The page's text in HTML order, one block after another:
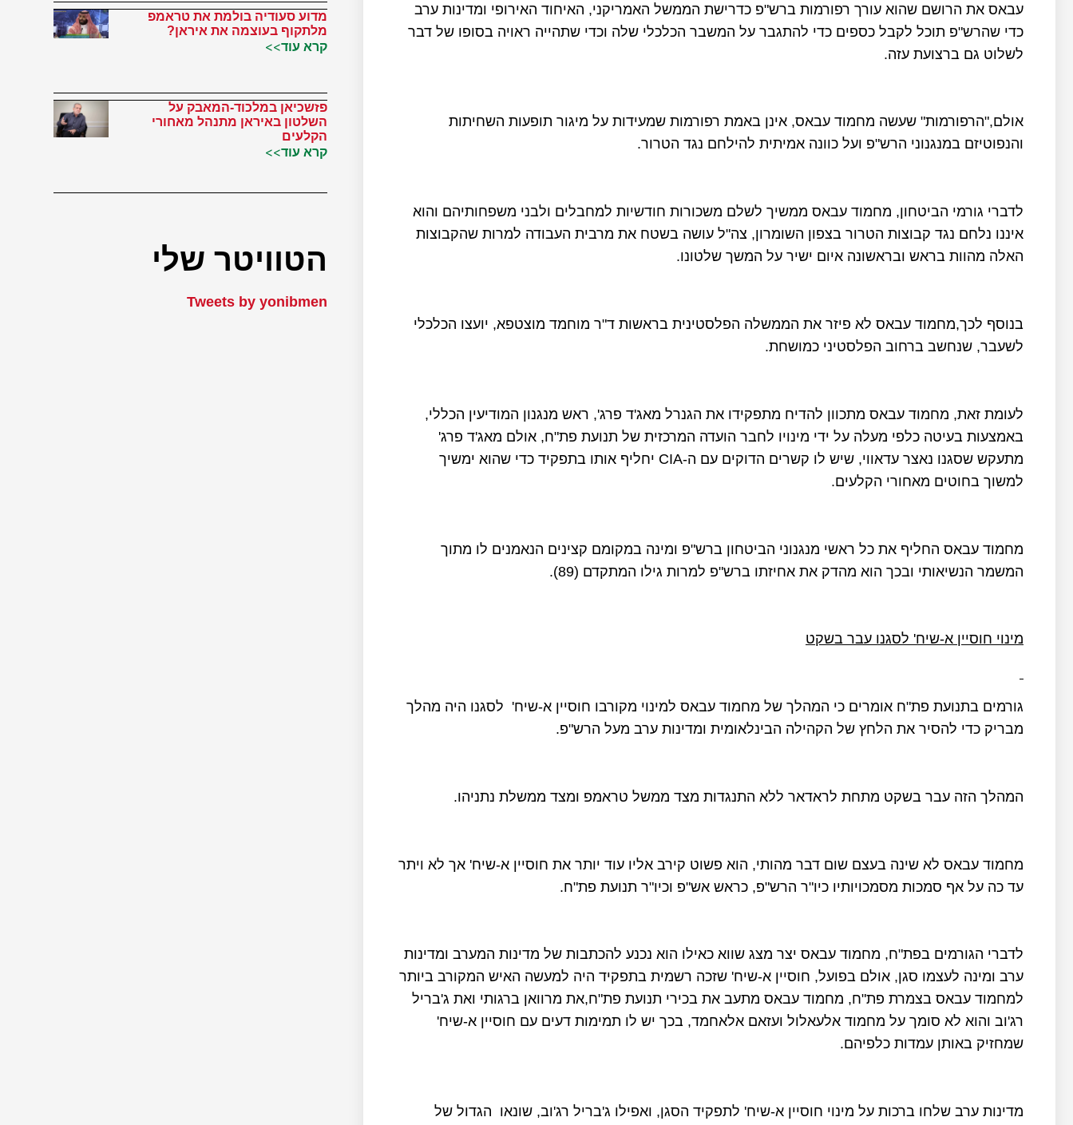
עבאס את הרושם שהוא עורך רפורמות ברש"פ כדרישת הממשל האמריקני, האיחוד האירופי ומדינות ערב
כדי שהרש"פ תוכל לקבל כספים כדי להתגבר על המשבר הכלכלי שלה וכדי שתהייה ראויה בסופו של דבר
לשלוט גם ברצועת עזה.
אולם,"הרפורמות" שעשה מחמוד עבאס, אינן באמת רפורמות שמעידות על מיגור תופעות השחיתות
והנפוטיזם במנגנוני הרש"פ ועל כוונה אמיתית להילחם נגד הטרור.
לדברי גורמי הביטחון, מחמוד עבאס ממשיך לשלם משכורות חודשיות למחבלים ולבני משפחותיהם והוא
איננו נלחם נגד קבוצות הטרור בצפון השומרון, צה"ל עושה בשטח את מרבית העבודה למרות שהקבוצות
האלה מהוות בראש ובראשונה איום ישיר על המשך שלטונו.
בנוסף לכך,מחמוד עבאס לא פיזר את הממשלה הפלסטינית בראשות ד"ר מוחמד מוצטפא, יועצו הכלכלי
לשעבר, שנחשב ברחוב הפלסטיני כמושחת.
לעומת זאת, מחמוד עבאס מתכוון להדיח מתפקידו את הגנרל מאג'ד פרג', ראש מנגנון המודיעין הכללי,
באמצעות בעיטה כלפי מעלה על ידי מינויו לחבר הועדה המרכזית של תנועת פת"ח, אולם מאג'ד פרג'
מתעקש שסגנו נאצר עדאווי, שיש לו קשרים הדוקים עם ה-CIA יחליף אותו בתפקיד כדי שהוא ימשיך
למשוך בחוטים מאחורי הקלעים.
מחמוד עבאס החליף את כל ראשי מנגנוני הביטחון ברש"פ ומינה במקומם קצינים הנאמנים לו מתוך
המשמר הנשיאותי ובכך הוא מהדק את אחיזתו ברש"פ למרות גילו המתקדם (89).
מינוי חוסיין א-שיח' לסגנו עבר בשקט
גורמים בתנועת פת"ח אומרים כי המהלך של מחמוד עבאס למינוי מקורבו חוסיין א-שיח' לסגנו היה מהלך
מבריק כדי להסיר את הלחץ של הקהילה הבינלאומית ומדינות ערב מעל הרש"פ.
המהלך הזה עבר בשקט מתחת לראדאר ללא התנגדות מצד ממשל טראמפ ומצד ממשלת נתניהו.
מחמוד עבאס לא שינה בעצם שום דבר מהותי, הוא פשוט קירב אליו עוד יותר את חוסיין א-שיח' אך לא ויתר
עד כה על אף סמכות מסמכויותיו כיו"ר הרש"פ, כראש אש"פ וכיו"ר תנועת פת"ח.
לדברי הגורמים בפת"ח, מחמוד עבאס יצר מצג שווא כאילו הוא נכנע להכתבות של מדינות המערב ומדינות
ערב ומינה לעצמו סגן, אולם בפועל, חוסיין א-שיח' שזכה רשמית בתפקיד היה למעשה האיש המקורב ביותר
למחמוד עבאס בצמרת פת"ח, מחמוד עבאס מתעב את בכירי תנועת פת"ח,את מרוואן ברגותי ואת ג'בריל
רג'וב והוא לא סומך על מחמוד אלעאלול ועזאם אלאחמד, בכך יש לו תמימות דעים עם חוסיין א-שיח'
שמחזיק באותן עמדות כלפיהם.
מדינות ערב שלחו ברכות על מינוי חוסיין א-שיח' לתפקיד הסגן, ואפילו ג'בריל רג'וב, שונאו הגדול של
מדוע סעודיה בולמת את טראמפ
מלתקוף בעוצמה את איראן?
קרא עוד>>
פזשכיאן במלכוד-המאבק על
השלטון באיראן מתנהל מאחורי
הקלעים
קרא עוד>>
הטוויטר שלי
Tweets by yonibmen